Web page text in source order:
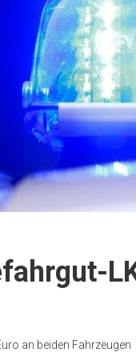
an beiden Fahrzeugen